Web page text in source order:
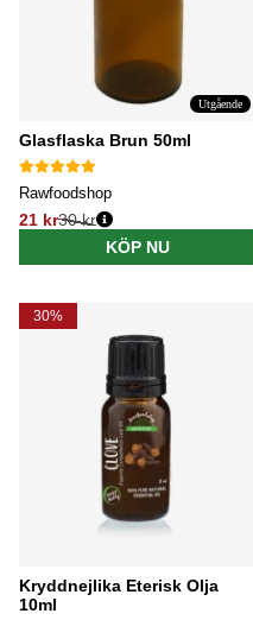
Utgående
Glasflaska Brun 50ml
Rawfoodshop
21 kr
Ordinarie pris:
30 kr
KÖP NU
30%
Kryddnejlika Eterisk Olja
10ml